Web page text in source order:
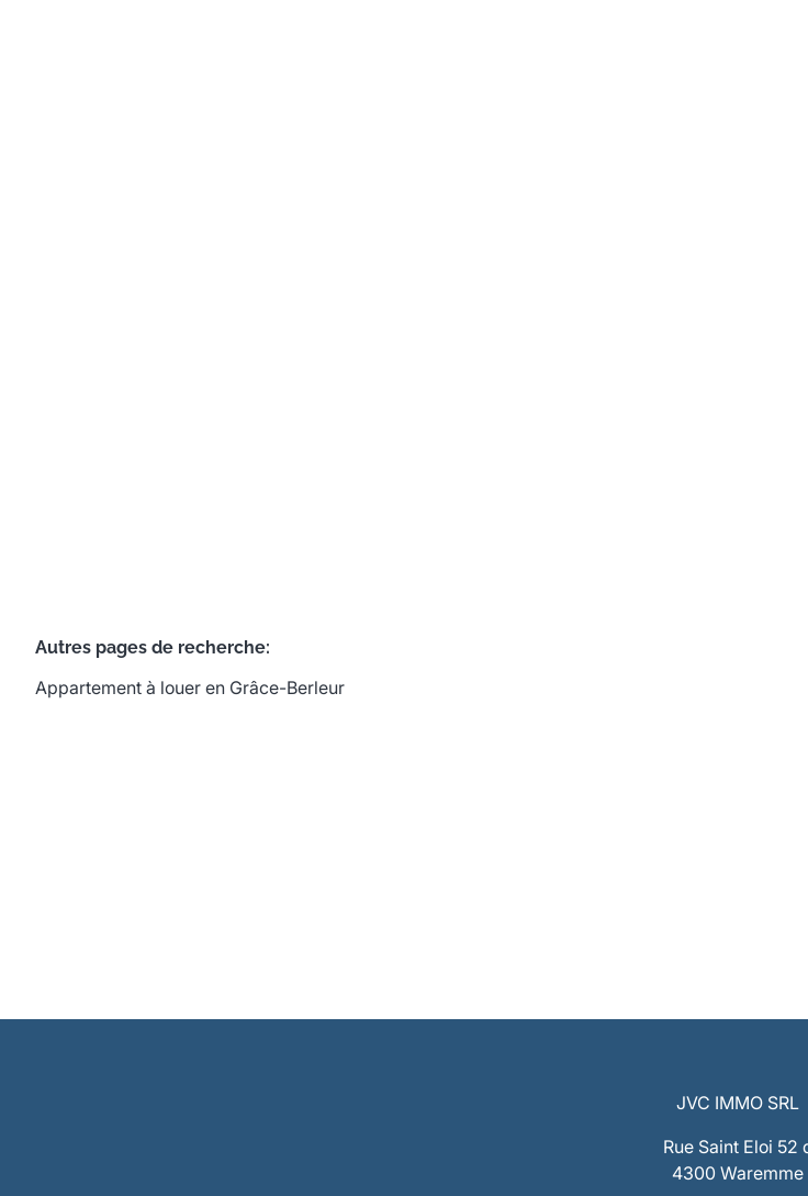
Autres pages de recherche:
Appartement à louer en Grâce-Berleur
JVC IMMO SRL
Rue Saint Eloi 52
4300 Waremme